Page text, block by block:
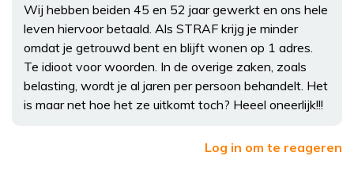
Wij hebben beiden 45 en 52 jaar gewerkt en ons hele
leven hiervoor betaald. Als STRAF krijg je minder
omdat je getrouwd bent en blijft wonen op 1 adres.
Te idioot voor woorden. In de overige zaken, zoals
belasting, wordt je al jaren per persoon behandelt. Het
is maar net hoe het ze uitkomt toch? Heeel oneerlijk!!!
Log in om te reageren